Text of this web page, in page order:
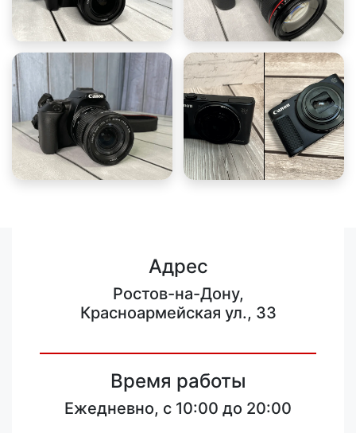
Адрес
Ростов-на-Дону,
Красноармейская ул., 33
Время работы
Ежедневно, с 10:00 до 20:00